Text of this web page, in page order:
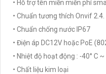
• Hỗ trợ tên miền miễn phí
• Chuẩn tương thích Onvif 2.4.
• Chuẩn chống nước IP67
• Điện áp DC12V hoặc PoE
• Nhiệt độ hoạt động : -40° C ~
• Chất liệu kim loại